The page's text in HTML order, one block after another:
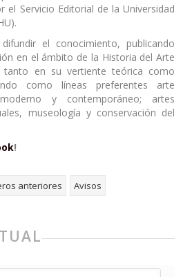
el Servicio Editorial de la Universidad
el conocimiento, publicando
en el ámbito de la Historia del Arte
tanto en su vertiente teórica como
como líneas preferentes arte
y contemporáneo; artes
museología y conservación del
!
anteriores Avisos